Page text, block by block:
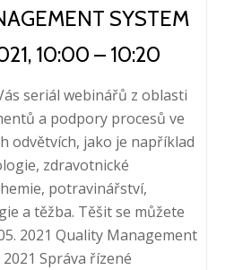
SYSTEM
10:00 – 10:20
seriál webinářů z oblasti
a podpory procesů ve
odvětvích, jako je například
zdravotnické
potravinářství,
a těžba. Těšit se můžete
2021 Quality Management
Správa řízené